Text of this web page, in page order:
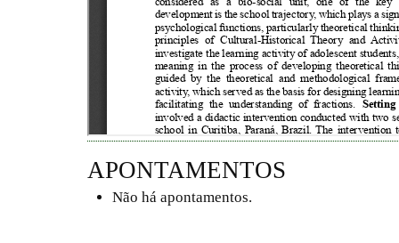
APONTAMENTOS
Não há apontamentos.